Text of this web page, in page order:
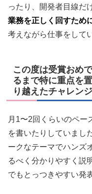
ったり、開発者目線だ
業務を正しく 回すため
考えながら仕事をして
この度は受賞おめ
るまで特に重点を
り越えたチャレン
月1〜2回くらいのペー
を書いたりしていまし
ークなテーマでハンズ
るべく分かりやすく説
でもとっつきやすい発